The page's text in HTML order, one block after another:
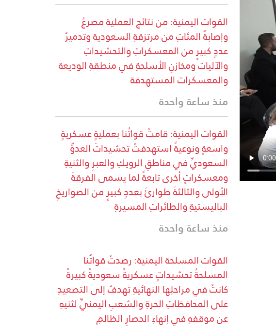
القوات اليمنية: من نتائج العملية مصرعُ
وإصابةُ المئاتِ من مرتزقةِ السعودية وتدميرُ
عددٍ كبيرٍ من المعسكراتِ والتحشيداتِ
والآليات ومخازنِ الأسلحةِ في منطقةِ الوديعة
والمعسكرات المستهدفة
منذ ساعة واحدة
القوات اليمنية: قامتْ قواتُنا بعمليةٍ عسكريةٍ
واسعةٍ ونوعيةً استهدفتْ تحشيداتَ العدوِّ
السعوديِّ في مناطقِ الرويكِ والعبرِ والثنيةِ
ومعسكراتٍ أخرى تابعةً لما يسمى الفرقةَ
الأولى والثالثةَ طوارئَ بعددٍ كبيرٍ من الصواريخِ
الباليستيةِ والطائراتِ المسيرةِ
منذ ساعة واحدة
القوات المسلحة اليمنية: رصدتْ قواتُنا
المسلحةُ تحشيداتٍ عسكريةً سعوديةً كبيرةً
كانتْ في مراحلِها النهائيةِ تهدفُ إلى التصعيدِ
على المحافظاتِ الحرةِ والشعبِ اليمنيِّ لثنيهِ
عن موقفهِ في إنهاءِ الحصارِ الظالمِ